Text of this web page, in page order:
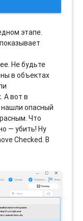
этапе.
Не будьте
в объектах
А вот в
нашли опасный
Что
— убить! Ну
Checked. В